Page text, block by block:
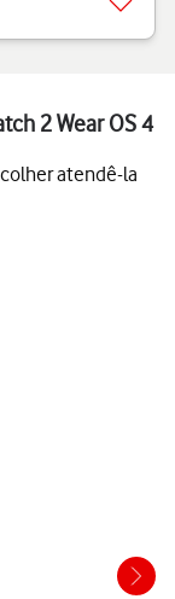
2 Wear OS 4
atendê-la